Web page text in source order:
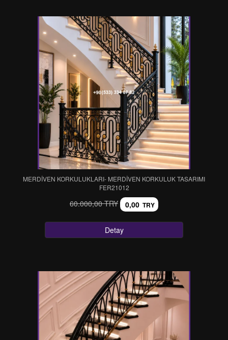
MERDİVEN KORKULUKLARI- MERDİVEN KORKULUK TASARIMI
FER21012
60.000,00 TRY 0,00 TRY
Detay